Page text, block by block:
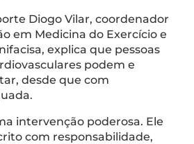
Diogo Vilar, coordenador
em Medicina do Exercício e
explica que pessoas
podem e
desde que com
intervenção poderosa. Ele
com responsabilidade,